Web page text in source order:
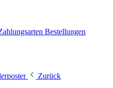
Bestellungen
Zurück